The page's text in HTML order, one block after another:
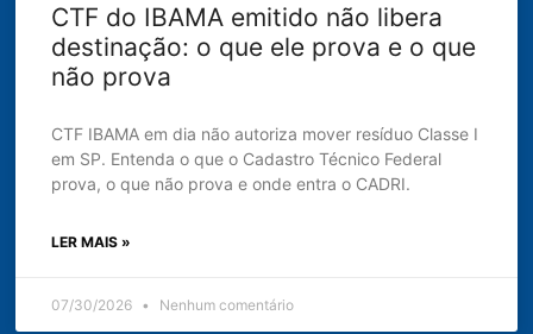
CTF do IBAMA emitido não libera
destinação: o que ele prova e o que
não prova
CTF IBAMA em dia não autoriza mover resíduo Classe I
em SP. Entenda o que o Cadastro Técnico Federal
prova, o que não prova e onde entra o CADRI.
LER MAIS »
07/30/2026 Nenhum comentário